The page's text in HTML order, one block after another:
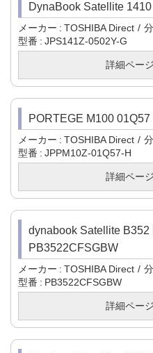
DynaBook Satellite
メーカー TOSHIBA Direct
型番
JPS141Z-0502Y-G
詳細ペー
PORTEGE M100
メーカー TOSHIBA Direct
型番
JPPM10Z-01Q57-H
詳細ペー
dynabook Satellite B352
PB3522CFSGBW
メーカー TOSHIBA Direct
型番
PB3522CFSGBW
詳細ペー